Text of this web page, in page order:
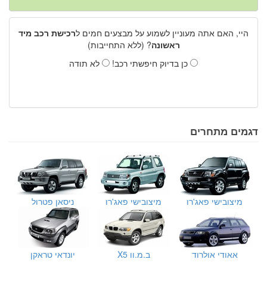
היי, האם אתה מעוניין לשמוע על מבצעים חמים לרכישת רכב מיד
ראשונה? (ללא התחייבות)
כן בדיוק חיפשתי רכב!
לא תודה
דגמים מתחרים
מיצובישי פאג'רו מיצובישי פאג'רו ניסאן פטרול
אאודי אולרוד ב.מ.וו X5 יונדאי טראקן